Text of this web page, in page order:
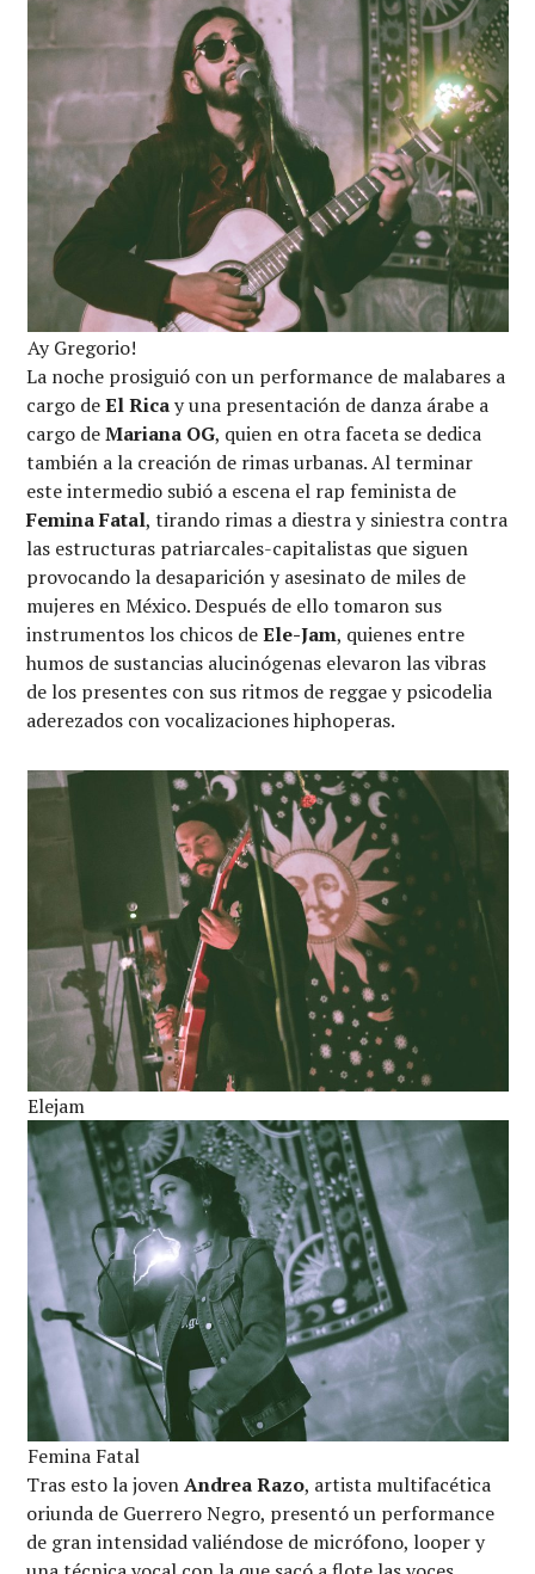
Ay Gregorio!
La noche prosiguió con un performance de malabares a
cargo deEl Ricay una presentación de danza árabe a
cargo deMariana OG, quien en otra faceta se dedica
también a la creación de rimas urbanas. Al terminar
este intermedio subió a escena el rap feminista de
Femina Fatal, tirando rimas a diestra y siniestra contra
las estructuras patriarcales-capitalistas que siguen
provocando la desaparición y asesinato de miles de
mujeres en México. Después de ello tomaron sus
instrumentos los chicos deEle-Jam, quienes entre
humos de sustancias alucinógenas elevaron las vibras
de los presentes con sus ritmos de reggae y psicodelia
aderezados con vocalizaciones hiphoperas.
Elejam
Femina Fatal
Tras esto la jovenAndrea Razo, artista multifacética
oriunda de Guerrero Negro, presentó un performance
de gran intensidad valiéndose de micrófono, looper y